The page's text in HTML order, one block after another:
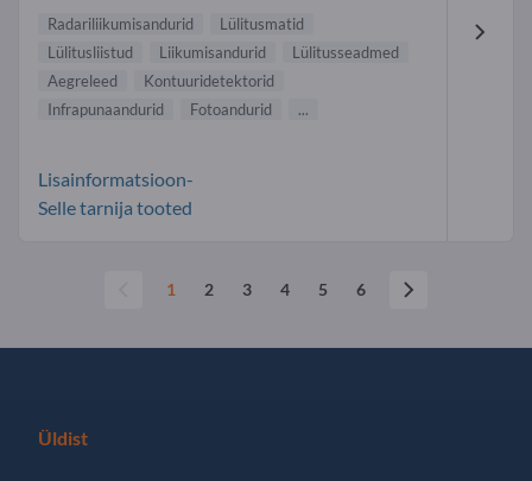
Radariliikumisandurid
Lülitusmatid
Lülitusliistud
Liikumisandurid
Lülitusseadmed
Aegreleed
Kontuuridetektorid
Infrapunaandurid
Fotoandurid ...
Lisainformatsioon-
Selle tarnija tooted
1 2 3 4 5 6
Üldist